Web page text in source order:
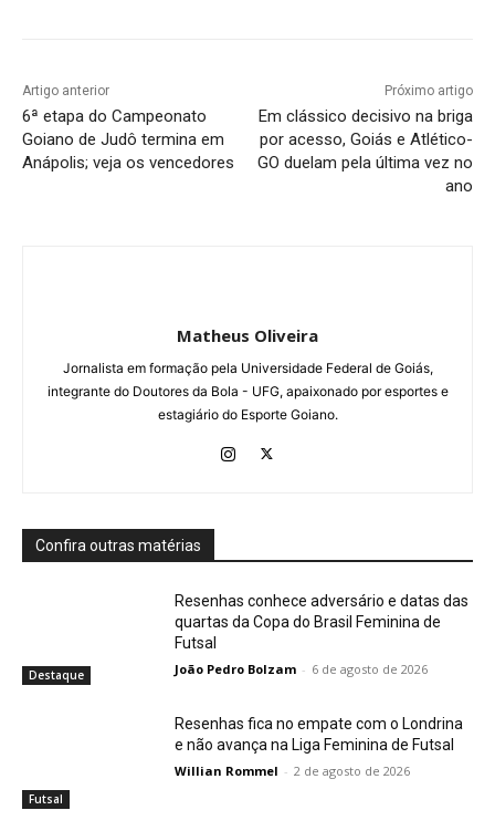
Artigo anterior
6ª etapa do Campeonato
Goiano de Judô termina em
Anápolis; veja os vencedores
Próximo artigo
Em clássico decisivo na briga
por acesso, Goiás e Atlético-
GO duelam pela última vez no
ano
Matheus Oliveira
Jornalista em formação pela Universidade Federal de Goiás,
integrante do Doutores da Bola - UFG, apaixonado por esportes e
estagiário do Esporte Goiano.
Confira outras matérias
Destaque
Resenhas conhece adversário e datas das
quartas da Copa do Brasil Feminina de
Futsal
João Pedro Bolzam - 6 de agosto de 2026
Futsal
Resenhas fica no empate com o Londrina
e não avança na Liga Feminina de Futsal
Willian Rommel - 2 de agosto de 2026